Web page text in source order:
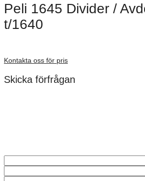
Peli 1645 Divider /
t/1640
Kontakta oss för pris
Skicka förfrågan